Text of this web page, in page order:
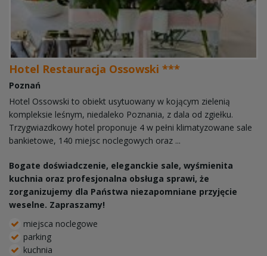
Hotel Restauracja Ossowski ***
Poznań
Hotel Ossowski to obiekt usytuowany w kojącym zielenią
kompleksie leśnym, niedaleko Poznania, z dala od zgiełku.
Trzygwiazdkowy hotel proponuje 4 w pełni klimatyzowane sale
bankietowe, 140 miejsc noclegowych oraz ...
Bogate doświadczenie, eleganckie sale, wyśmienita
kuchnia oraz profesjonalna obsługa sprawi, że
zorganizujemy dla Państwa niezapomniane przyjęcie
weselne. Zapraszamy!
miejsca noclegowe
parking
kuchnia